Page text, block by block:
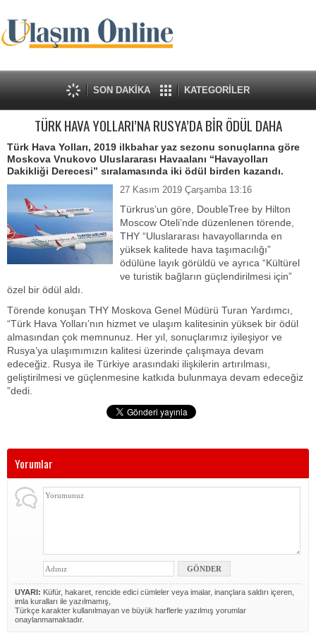
SON DAKİKA KATEGORİLER
TÜRK HAVA YOLLARI’NA RUSYA’DA BİR ÖDÜL DAHA
Türk Hava Yolları, 2019 ilkbahar yaz sezonu sonuçlarına göre
Moskova Vnukovo Uluslararası Havaalanı “Havayolları
Dakikliği Derecesi” sıralamasında iki ödül birden kazandı.
27 Kasım 2019 Çarşamba 13:16
Türkrus’un göre, DoubleTree by Hilton
Moscow Oteli’nde düzenlenen törende,
THY “Uluslararası havayollarında en
yüksek kalitede hava taşımacılığı”
ödülüne layık görüldü ve ayrıca “Kültürel
ve turistik bağların güçlendirilmesi için”
özel bir ödül aldı.
Törende konuşan THY Moskova Genel Müdürü Turan Yardımcı,
“Türk Hava Yolları’nın hizmet ve ulaşım kalitesinin yüksek bir ödül
almasından çok memnunuz. Her yıl, sonuçlarımız iyileşiyor ve
Rusya’ya ulaşımımızın kalitesi üzerinde çalışmaya devam
edeceğiz. Rusya ile Türkiye arasındaki ilişkilerin artırılması,
geliştirilmesi ve güçlenmesine katkıda bulunmaya devam edeceğiz
”dedi.
Yorumlar
UYARI: Küfür, hakaret, rencide edici cümleler veya imalar, inançlara saldırı içeren,
imla kuralları ile yazılmamış,
Türkçe karakter kullanılmayan ve büyük harflerle yazılmış yorumlar
onaylanmamaktadır.